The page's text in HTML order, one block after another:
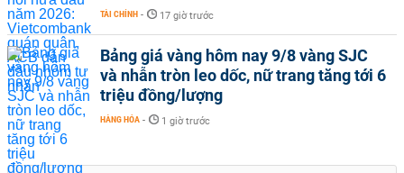
TÀI CHÍNH - 17 giờ trước
Bảng giá vàng hôm nay 9/8 vàng SJC
và nhẫn tròn leo dốc, nữ trang tăng tới 6
triệu đồng/lượng
HÀNG HÓA - 1 giờ trước